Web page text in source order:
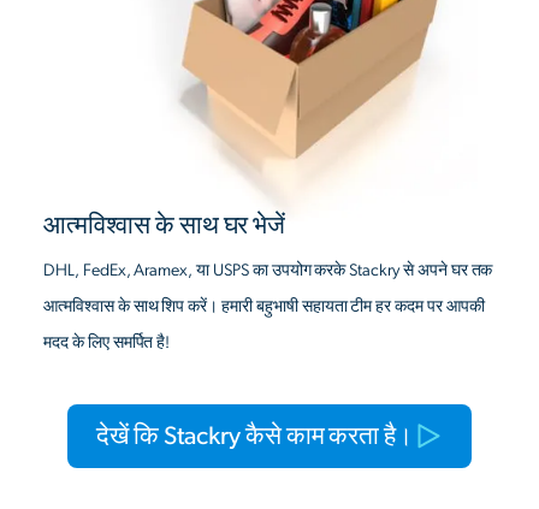
आत्मविश्वास के साथ घर भेजें
DHL, FedEx, Aramex, या USPS का उपयोग करके Stackry से अपने घर तक
आत्मविश्वास के साथ शिप करें। हमारी बहुभाषी सहायता टीम हर कदम पर आपकी
मदद के लिए समर्पित है!
देखें कि Stackry कैसे काम करता है।